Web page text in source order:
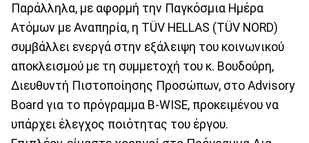
Παράλληλα, με αφορμή την Παγκόσμια Ημέρα
Ατόμων με Αναπηρία, η TÜV HELLAS (TÜV NORD)
συμβάλλει ενεργά στην εξάλειψη του κοινωνικού
αποκλεισμού με τη συμμετοχή του κ. Βουδούρη,
Διευθυντή Πιστοποίησης Προσώπων, στο Advisory
Board για το πρόγραμμα B-WISE, προκειμένου να
υπάρχει έλεγχος ποιότητας του έργου.